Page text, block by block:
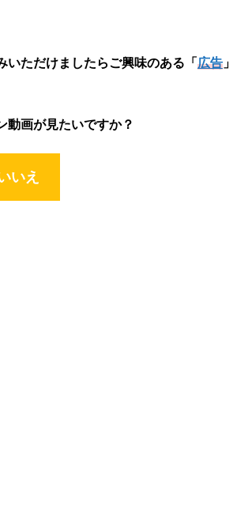
ただけましたらご興味のある「 広告 」
画が見たいですか？
いえ